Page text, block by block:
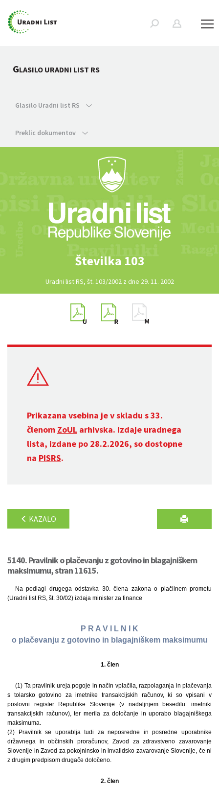
GLASILO URADNI LIST RS
Glasilo Uradni list RS
Preklic dokumentov
Številka 103
Uradni list RS, št. 103/2002 z dne 29. 11. 2002
Prikazana vsebina je v skladu s 33.
členom ZoUL arhivska. Izdaje uradnega
lista, izdane po 28.2.2026, so dostopne
na PISRS.
KAZALO
5140. Pravilnik o plačevanju z gotovino in blagajniškem
maksimumu, stran 11615.
Na podlagi drugega odstavka 30. člena zakona o plačilnem prometu
(Uradni list RS, št. 30/02) izdaja minister za finance
P R A V I L N I K
o plačevanju z gotovino in blagajniškem maksimumu
1. člen
(1) Ta pravilnik ureja pogoje in način vplačila, razpolaganja in plačevanja
s tolarsko gotovino za imetnike transakcijskih računov, ki so vpisani v
poslovni register Republike Slovenije (v nadaljnjem besedilu: imetniki
transakcijskih računov), ter merila za določanje in uporabo blagajniškega
maksimuma.
(2) Pravilnik se uporablja tudi za neposredne in posredne uporabnike
državnega in občinskih proračunov, Zavod za zdravstveno zavarovanje
Slovenije in Zavod za pokojninsko in invalidsko zavarovanje Slovenije, če ni
z drugim predpisom drugače določeno.
2. člen